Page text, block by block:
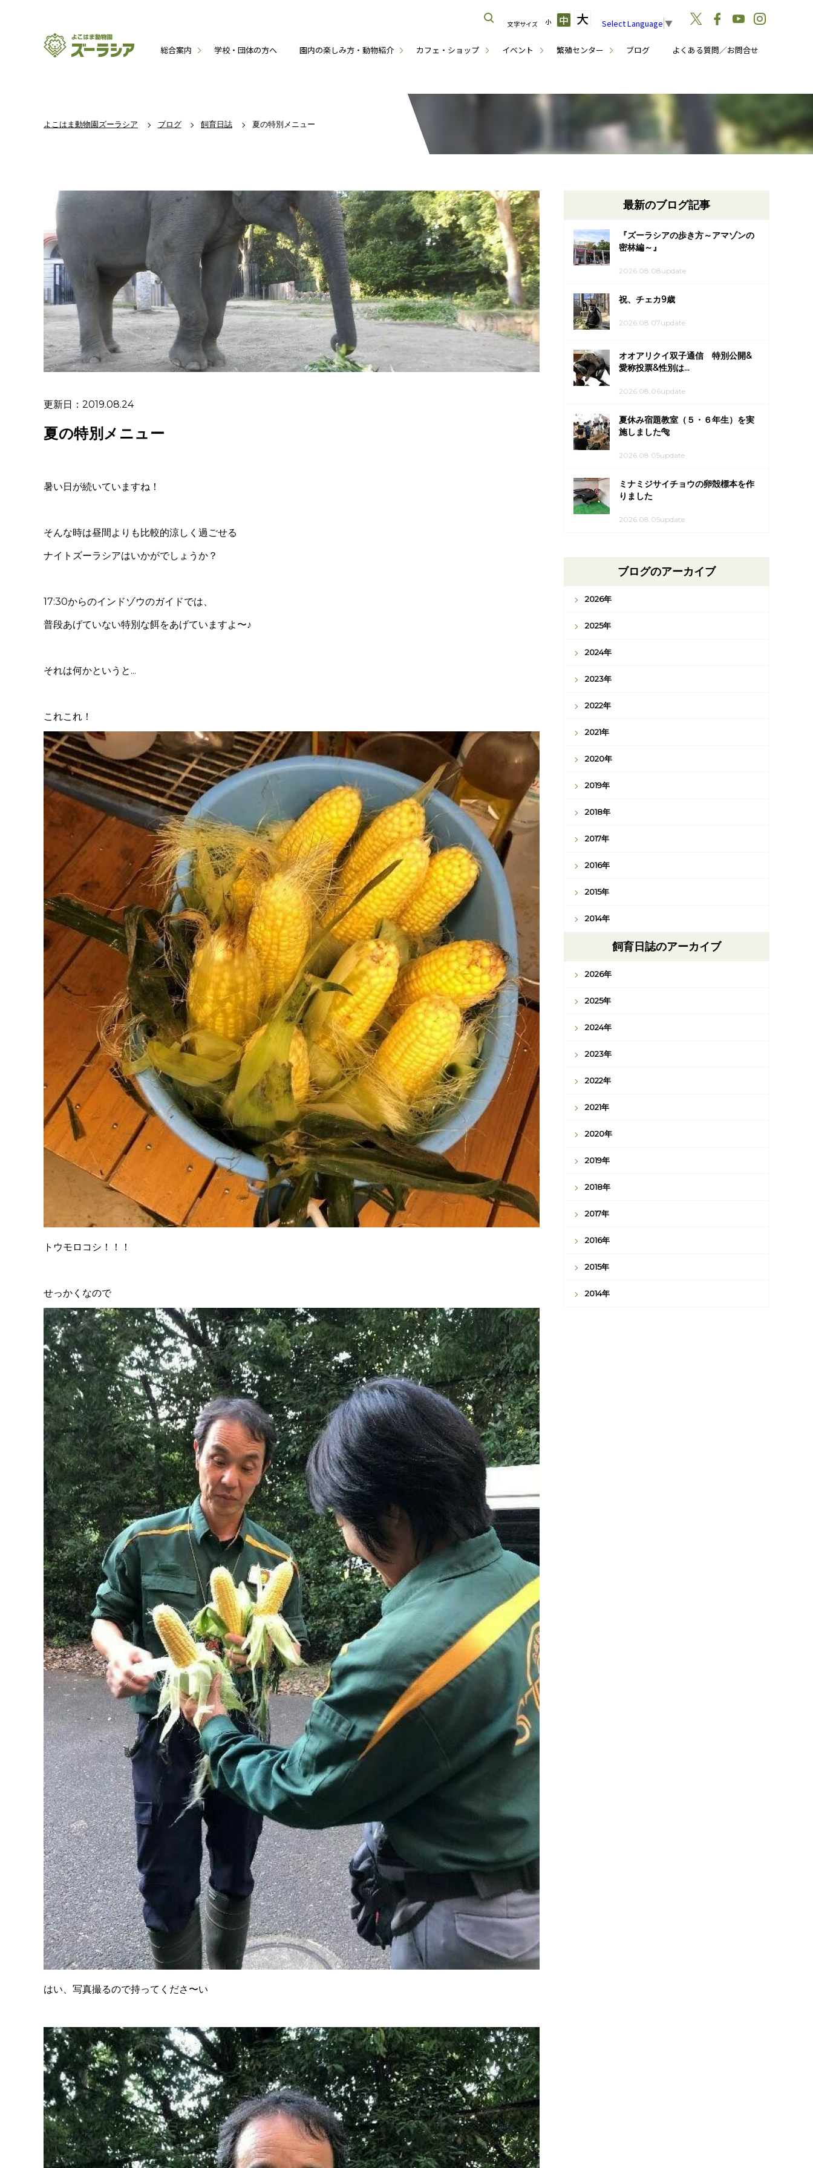
総合案内 学校・団体の方へ 園内の楽しみ方・動物紹介 カフェ・ショップ イベント 繁殖センター ブログ よくある質問／お問合せ
文字サイズ 小 中 大 Select Language ▼
よこはま動物園ズーラシア ブログ 飼育日誌 夏の特別メニュー
更新日：2019.08.24
夏の特別メニュー
暑い日が続いていますね！
そんな時は昼間よりも比較的涼しく過ごせる
ナイトズーラシアはいかがでしょうか？
17:30からのインドゾウのガイドでは、
普段あげていない特別な餌をあげていますよ〜♪
それは何かというと...
これこれ！
トウモロコシ！！！
せっかくなので
はい、写真撮るので持ってくださ〜い
最新のブログ記事
『ズーラシアの歩き方～アマゾンの
密林編～』
2026.08.08update
祝、チェカ9歳
2026.08.07update
オオアリクイ双子通信 特別公開&
愛称投票&性別は...
2026.08.06update
夏休み宿題教室（５・６年生）を実
施しました🐅
2026.08.05update
ミナミジサイチョウの卵殻標本を作
りました
2026.08.05update
ブログのアーカイブ
2026年
2025年
2024年
2023年
2022年
2021年
2020年
2019年
2018年
2017年
2016年
2015年
2014年
飼育日誌のアーカイブ
2026年
2025年
2024年
2023年
2022年
2021年
2020年
2019年
2018年
2017年
2016年
2015年
2014年